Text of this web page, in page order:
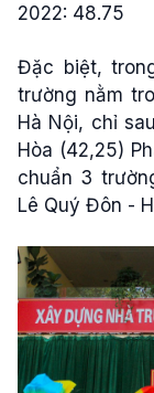
2022: 48.75
Đặc biệt,
trường nằm
Hà Nội, chỉ
Hòa (42,25)
chuẩn 3
Lê Quý Đôn -